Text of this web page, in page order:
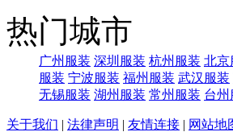
热门城市
广州服装 深圳服装 杭州服装 北京
服装 宁波服装 福州服装 武汉服装
无锡服装 湖州服装 常州服装 台州
关于我们 | 法律声明 | 友情连接 | 网站地